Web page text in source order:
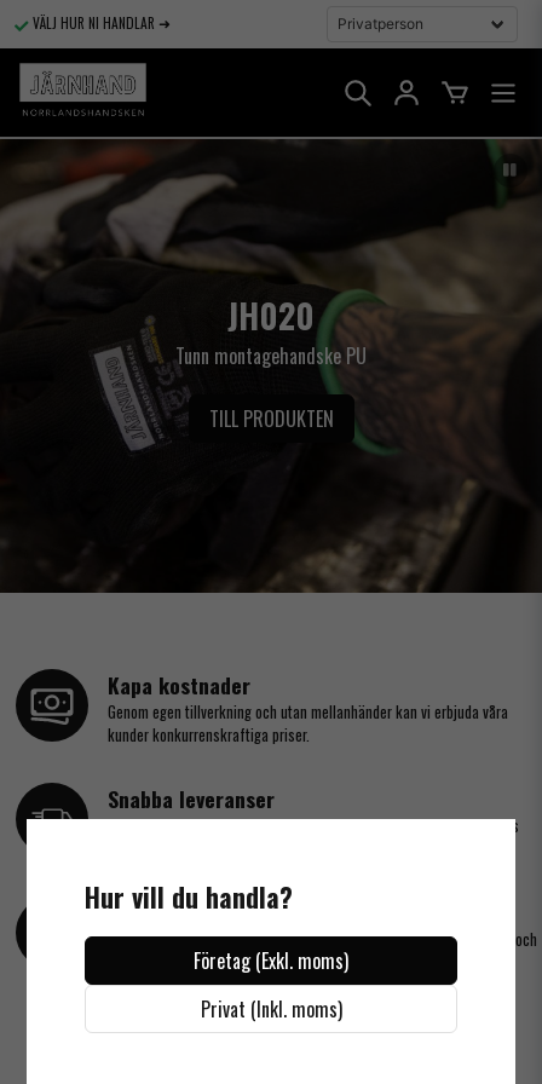
VÄLJ HUR NI HANDLAR ➜
JH020
Tunn montagehandske PU
TILL PRODUKTEN
Kapa kostnader
Genom egen tillverkning och utan mellanhänder kan vi erbjuda våra
kunder konkurrenskraftiga priser.
Snabba leveranser
Leveranstiden är i vanliga fall 3-5 arbetsdagar om inget annat anges
Smidig betalning
I samarbete med SVEA erbjuder vi betalningar både via kort, faktura och
Handplockade modeller
Hur vill du handla?
Företag (Exkl. moms)
Privat (Inkl. moms)